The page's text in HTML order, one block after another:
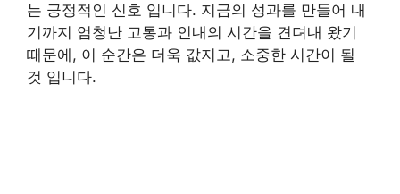
는 긍정적인 신호 입니다. 지금의 성과를 만들어 내
기까지 엄청난 고통과 인내의 시간을 견뎌내 왔기
때문에, 이 순간은 더욱 값지고, 소중한 시간이 될
것 입니다.